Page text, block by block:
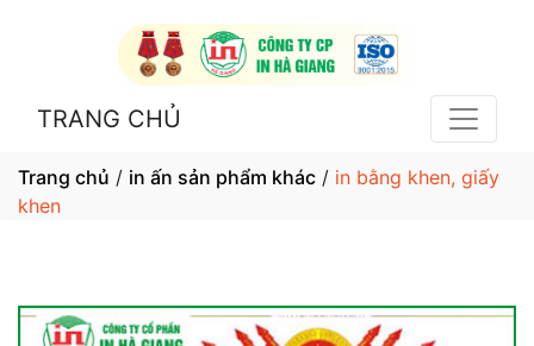
TRANG CHỦ
Trang chủ / in ấn sản phẩm khác / in bằng khen, giấy
khen